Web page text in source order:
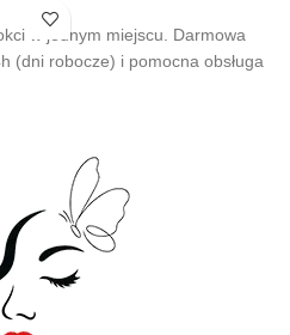
w jednym miejscu. Darmowa
(dni robocze) i pomocna obsługa